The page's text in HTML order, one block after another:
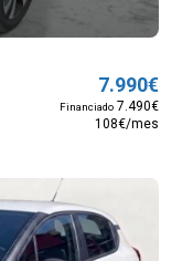
7.990€
Financiado 7.490€
108€/mes